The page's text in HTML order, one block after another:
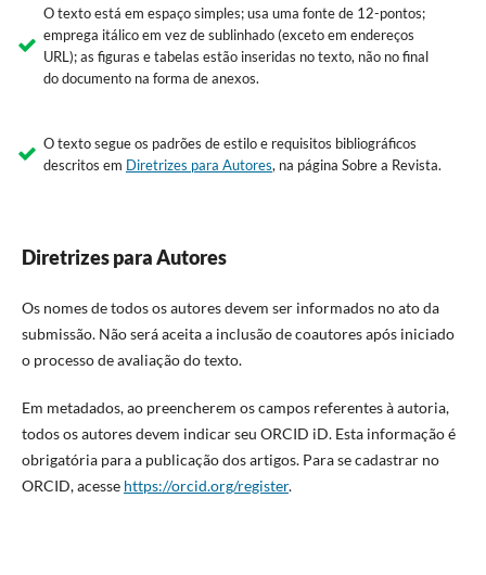
O texto está em espaço simples; usa uma fonte de 12-pontos;
emprega itálico em vez de sublinhado (exceto em endereços
URL); as figuras e tabelas estão inseridas no texto, não no final
do documento na forma de anexos.
O texto segue os padrões de estilo e requisitos bibliográficos
descritos em Diretrizes para Autores, na página Sobre a Revista.
Diretrizes para Autores
Os nomes de todos os autores devem ser informados no ato da
submissão. Não será aceita a inclusão de coautores após iniciado
o processo de avaliação do texto.
Em metadados, ao preencherem os campos referentes à autoria,
todos os autores devem indicar seu ORCID iD. Esta informação é
obrigatória para a publicação dos artigos. Para se cadastrar no
ORCID, acesse https://orcid.org/register.